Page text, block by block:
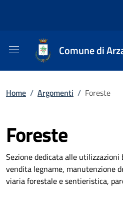
Comune di
Home / Argomenti / Foreste
Foreste
Sezione dedicata alle
vendita legname, manutenzione
viaria forestale e sentieristica,